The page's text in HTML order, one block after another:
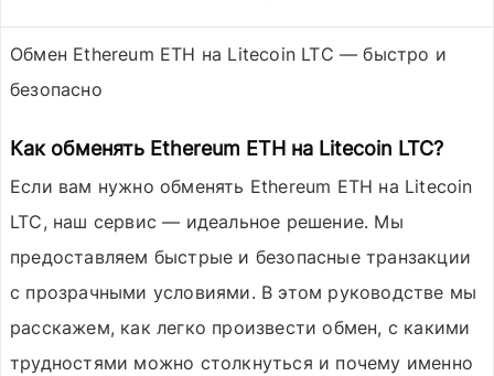
Обмен Ethereum ETH на Litecoin LTC — быстро и
безопасно
Как обменять Ethereum ETH на Litecoin LTC?
Если вам нужно обменять Ethereum ETH на Litecoin
LTC, наш сервис — идеальное решение. Мы
предоставляем быстрые и безопасные транзакции
с прозрачными условиями. В этом руководстве мы
расскажем, как легко произвести обмен, с какими
трудностями можно столкнуться и почему именно